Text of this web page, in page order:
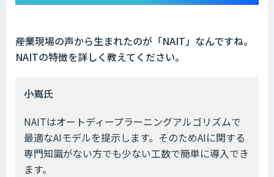
――産業現場の声から生まれたのが「NAIT」なんですね。
NAITの特徴を詳しく教えてください。
――小嶌氏
NAITはオートディープラーニングアルゴリズムで
最適なAIモデルを提示します。そのためAIに関する
専門知識がない方でも少ない工数で簡単に導入でき
ます。